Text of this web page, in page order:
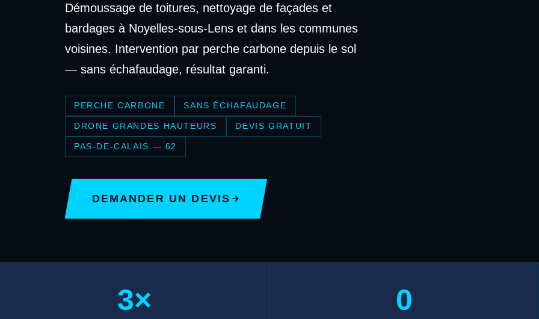
Démoussage de toitures, nettoyage de façades et
bardages à Noyelles-sous-Lens et dans les communes
voisines. Intervention par perche carbone depuis le sol
— sans échafaudage, résultat garanti.
PERCHE CARBONE SANS ÉCHAFAUDAGE
DRONE GRANDES HAUTEURS DEVIS GRATUIT
PAS-DE-CALAIS — 62
DEMANDER UN DEVIS
3× 0